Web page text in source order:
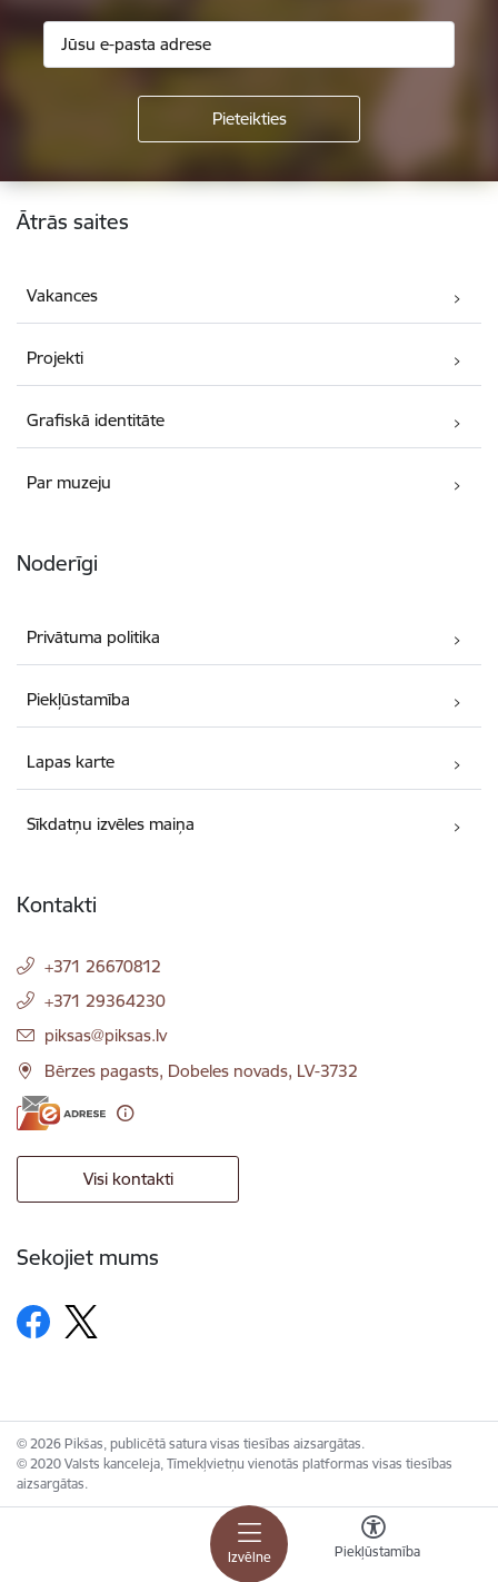
Izvēlne Piekļūstamība
Kājene
Ātrās saites
Vakances
Projekti
Grafiskā identitāte
Par muzeju
Noderīgi
Privātuma politika
Piekļūstamība
Lapas karte
Sīkdatņu izvēles maiņa
Kontakti
+371 26670812
+371 29364230
E-pasts:
piksas@piksas.lv
Bērzes pagasts, Dobeles novads, LV-3732
Visi kontakti
Sekojiet mums
© 2026 Pikšas, publicētā satura visas tiesības aizsargātas.
© 2020 Valsts kanceleja, Tīmekļvietņu vienotās platformas visas tiesības
aizsargātas.